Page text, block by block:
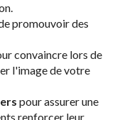
promouvoir des
convaincre lors de
l'image de votre
pour assurer une
renforcer leur